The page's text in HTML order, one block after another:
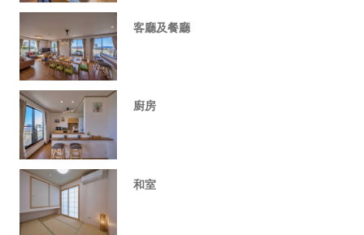
客廳及餐廳
廚房
和室